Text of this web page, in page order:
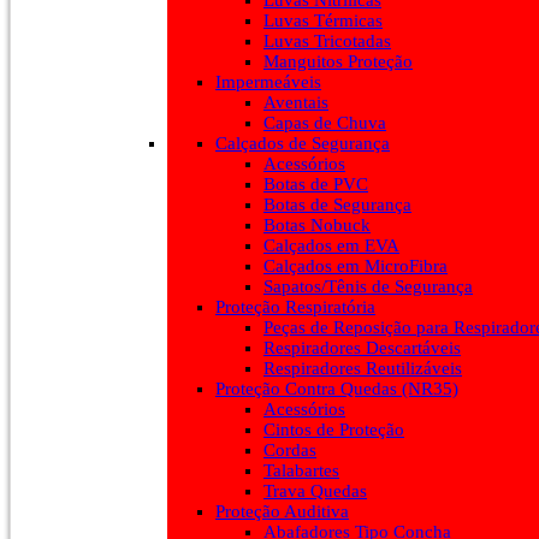
Luvas Térmicas
Luvas Tricotadas
Manguitos Proteção
Impermeáveis
Aventais
Capas de Chuva
Calçados de Segurança
Acessórios
Botas de PVC
Botas de Segurança
Botas Nobuck
Calçados em EVA
Calçados em MicroFibra
Sapatos/Tênis de Segurança
Proteção Respiratória
Peças de Reposição para
Respiradores Descartáveis
Respiradores Reutilizáveis
Proteção Contra Quedas (NR35)
Acessórios
Cintos de Proteção
Cordas
Talabartes
Trava Quedas
Proteção Auditiva
Abafadores Tipo Concha